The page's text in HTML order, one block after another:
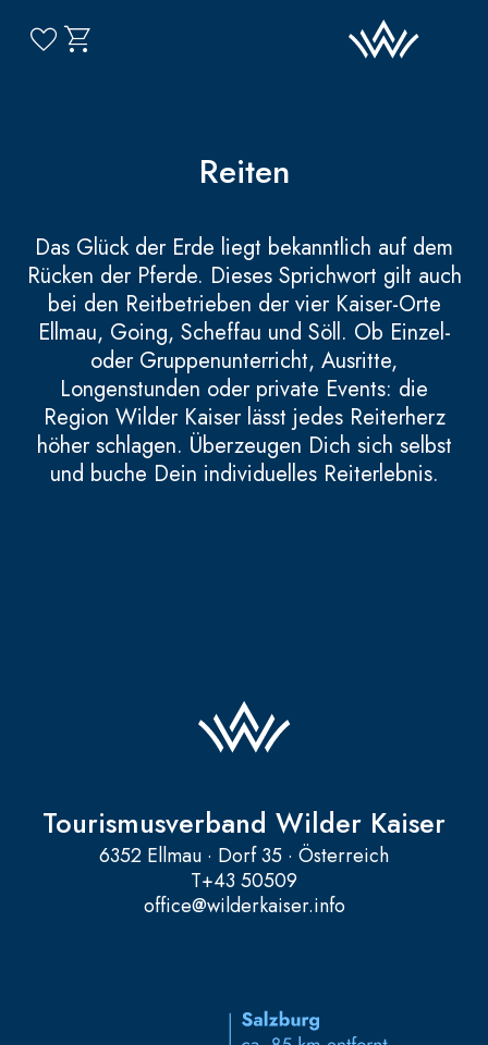
Reiten
Das Glück der Erde liegt bekanntlich auf dem
Rücken der Pferde. Dieses Sprichwort gilt auch
bei den Reitbetrieben der vier Kaiser-Orte
Ellmau, Going, Scheffau und Söll. Ob Einzel-
oder Gruppenunterricht, Ausritte,
Longenstunden oder private Events: die
Region Wilder Kaiser lässt jedes Reiterherz
höher schlagen. Überzeugen Dich sich selbst
und buche Dein individuelles Reiterlebnis.
Tourismusverband Wilder Kaiser
6352 Ellmau · Dorf 35 · Österreich
T+43 50509
office@wilderkaiser.info